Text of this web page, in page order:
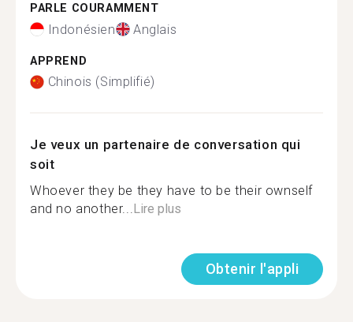
PARLE COURAMMENT
Indonésien Anglais
APPREND
Chinois (Simplifié)
Je veux un partenaire de conversation qui
soit
Whoever they be they have to be their ownself
and no another...Lire plus
Obtenir l'appli